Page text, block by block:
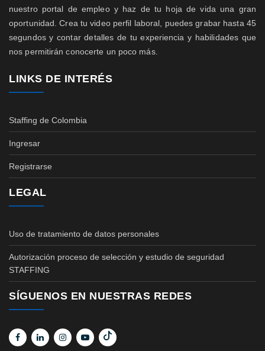
nuestro portal de empleo y haz de tu hoja de vida una gran
oportunidad. Crea tu video perfil laboral, puedes grabar hasta 45
segundos y contar detalles de tu experiencia y habilidades que
nos permitirán conocerte un poco más.
LINKS DE INTERÉS
Staffing de Colombia
Ingresar
Registrarse
LEGAL
Uso de tratamiento de datos personales
Autorización proceso de selección y estudio de seguridad
STAFFING
SÍGUENOS EN NUESTRAS REDES